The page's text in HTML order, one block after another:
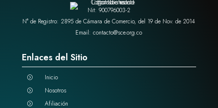
Nit: 900796003-2
N° de Registro: 2895 de Cámara de Comercio, del 19 de Nov. de 2014
Email: contacto@sce.org.co
Enlaces del Sitio
= Inicio
= Nosotros
= Afiliación